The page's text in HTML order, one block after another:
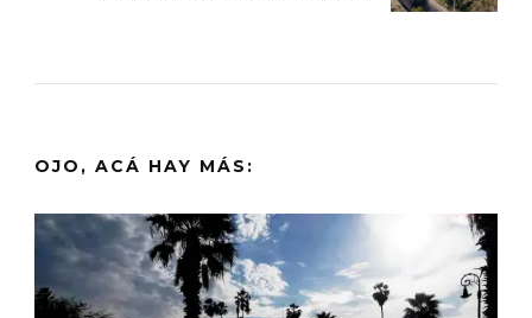
OJO, ACÁ HAY MÁS: